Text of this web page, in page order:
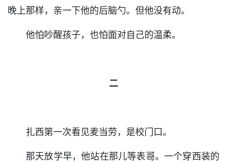
晚上那样，亲一下他的后脑勺。但他没有动。
他怕吵醒孩子，也怕面对自己的温柔。
二
扎西第一次看见麦当劳，是校门口。
那天放学早，他站在那儿等表哥。一个穿西装的